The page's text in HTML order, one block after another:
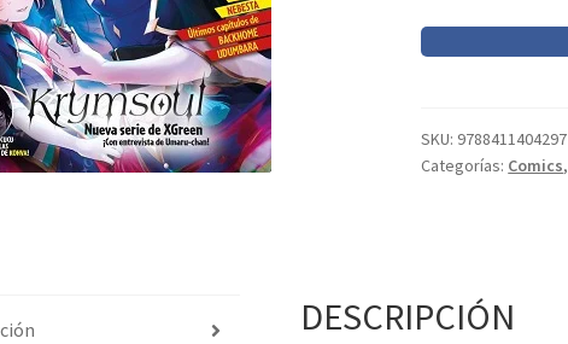
Planeta
16
cantidad
SKU: 9788411404297
Categorías: Comics,
DESCRIPCIÓN